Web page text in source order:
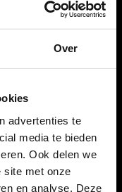
Over
advertenties te
media te bieden
Ook delen we
site met onze
en analyse. Deze
dartpijlen worden
inclusief Bull's
90% E2 Full